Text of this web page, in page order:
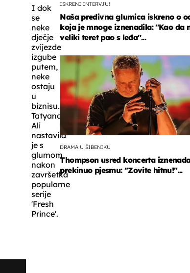
I dok
se
neke
dječje
zvijezde
izgube
putem,
neke
ostaju
u
biznisu.
Tatyana
Ali
nastavila
je s
glumom
nakon
završetka
popularne
serije
'Fresh
Prince'.
ISKRENI INTERVJU!
Naša predivna glumica iskreno o
koja je mnoge iznenadila: ''Kao da
veliki teret pao s leđa''...
DRAMA U ŠIBENIKU
Thompson usred koncerta
prekinuo pjesmu: "Zovite hitnu!"...